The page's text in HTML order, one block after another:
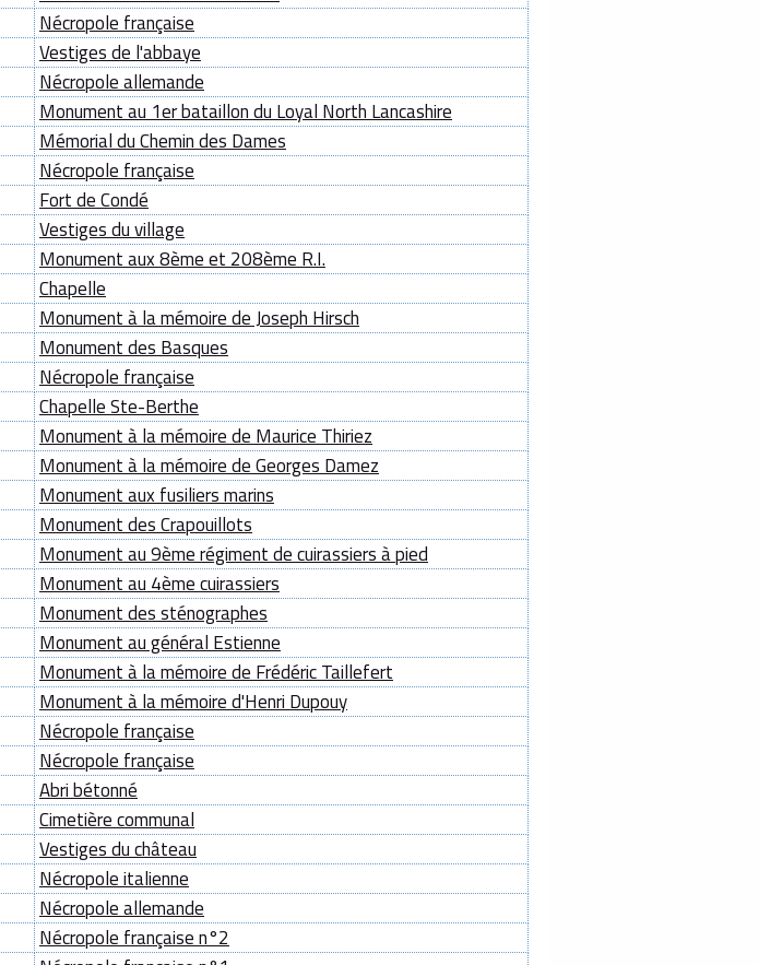
Nécropole française
Vestiges de l'abbaye
Nécropole allemande
Monument au 1er bataillon du Loyal North Lancashire
Mémorial du Chemin des Dames
Nécropole française
Fort de Condé
Vestiges du village
Monument aux 8ème et 208ème R.I.
Chapelle
Monument à la mémoire de Joseph Hirsch
Monument des Basques
Nécropole française
Chapelle Ste-Berthe
Monument à la mémoire de Maurice Thiriez
Monument à la mémoire de Georges Damez
Monument aux fusiliers marins
Monument des Crapouillots
Monument au 9ème régiment de cuirassiers à pied
Monument au 4ème cuirassiers
Monument des sténographes
Monument au général Estienne
Monument à la mémoire de Frédéric Taillefert
Monument à la mémoire d'Henri Dupouy
Nécropole française
Nécropole française
Abri bétonné
Cimetière communal
Vestiges du château
Nécropole italienne
Nécropole allemande
Nécropole française n°2